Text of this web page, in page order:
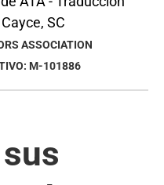
ASSOCIATION
M-101886